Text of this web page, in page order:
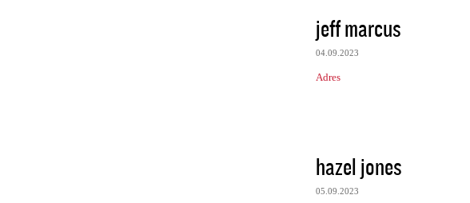
jeff marcus
04.09.2023
Adres
hazel jones
05.09.2023